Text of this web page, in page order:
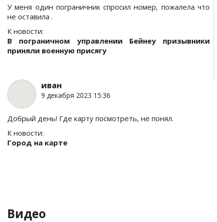
У меня один пограничник спросил номер, пожалела что
не оставила .
К новости:
В пограничном управлении Бейнеу призывники
приняли военную присягу
иван
9 декабря 2023 15:36
Добрый день! Где карту посмотреть, не понял.
К новости:
Город на карте
Видео